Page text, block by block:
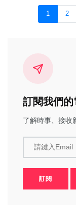
1 2
訂閱我們的
了解時事、接收
請鍵入Email
訂閱